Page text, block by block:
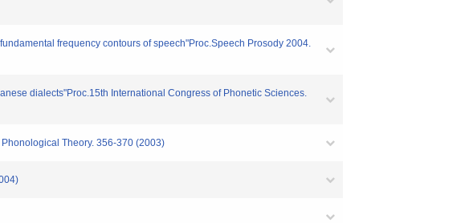
frequency contours of speech"Proc.Speech Prosody 2004.
dialects"Proc.15th International Congress of Phonetic Sciences.
Theory. 356-370 (2003)